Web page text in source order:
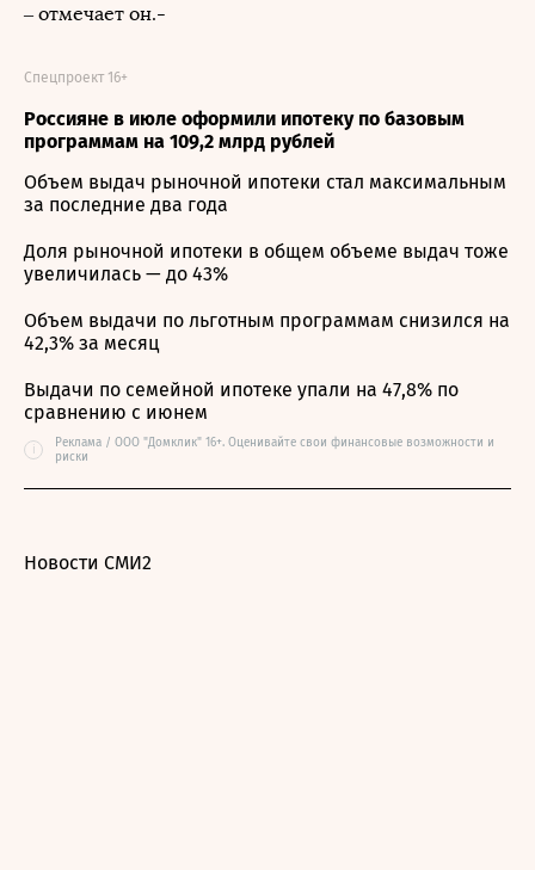
– отмечает он.-
Россияне в июле оформили ипотеку по базовым
программам на 109,2 млрд рублей
Спецпроект 16+
Объем выдач рыночной ипотеки стал максимальным
за последние два года
Доля рыночной ипотеки в общем объеме выдач тоже
увеличилась — до 43%
Объем выдачи по льготным программам снизился на
42,3% за месяц
Выдачи по семейной ипотеке упали на 47,8% по
сравнению с июнем
i
Реклама / ООО "Домклик" 16+. Оценивайте свои финансовые возможности и
риски
Новости СМИ2